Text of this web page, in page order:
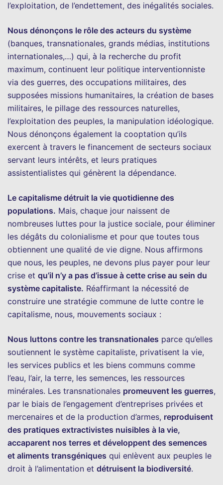
l’exploitation, de l’endettement, des inégalités sociales.
Nous dénonçons le rôle des acteurs du système
(banques, transnationales, grands médias, institutions
internationales,…) qui, à la recherche du profit
maximum, continuent leur politique interventionniste
via des guerres, des occupations militaires, des
supposées missions humanitaires, la création de bases
militaires, le pillage des ressources naturelles,
l’exploitation des peuples, la manipulation idéologique.
Nous dénonçons également la cooptation qu’ils
exercent à travers le financement de secteurs sociaux
servant leurs intérêts, et leurs pratiques
assistentialistes qui génèrent la dépendance.
Le capitalisme détruit la vie quotidienne des
populations. Mais, chaque jour naissent de
nombreuses luttes pour la justice sociale, pour éliminer
les dégâts du colonialisme et pour que toutes tous
obtiennent une qualité de vie digne. Nous affirmons
que nous, les peuples, ne devons plus payer pour leur
crise et qu’il n’y a pas d’issue à cette crise au sein du
système capitaliste. Réaffirmant la nécessité de
construire une stratégie commune de lutte contre le
capitalisme, nous, mouvements sociaux :
Nous luttons contre les transnationales parce qu’elles
soutiennent le système capitaliste, privatisent la vie,
les services publics et les biens communs comme
l’eau, l’air, la terre, les semences, les ressources
minérales. Les transnationales promeuvent les guerres,
par le biais de l’engagement d’entreprises privées et
mercenaires et de la production d’armes, reproduisent
des pratiques extractivistes nuisibles à la vie,
accaparent nos terres et développent des semences
et aliments transgéniques qui enlèvent aux peuples le
droit à l’alimentation et détruisent la biodiversité.